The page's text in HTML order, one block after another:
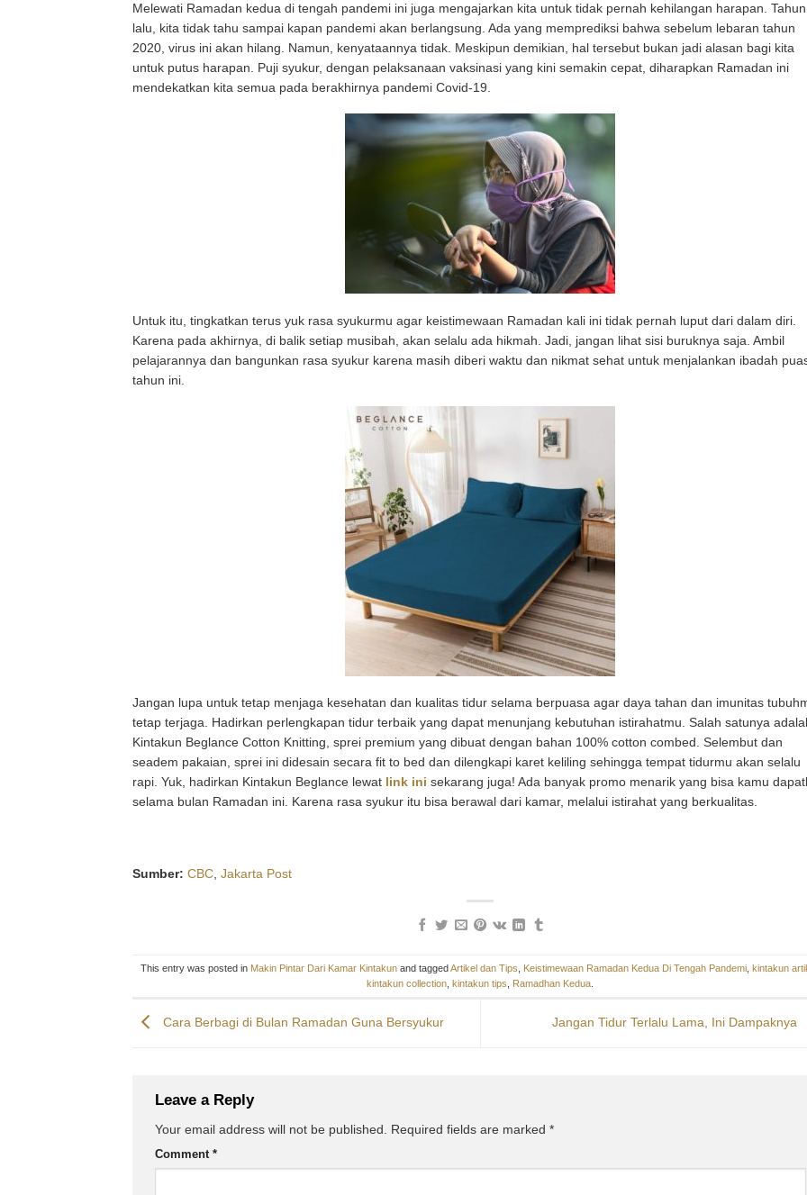
Melewati Ramadan kedua di tengah pandemi ini juga mengajarkan kita untuk tidak pernah kehilangan harapan. Tahun
lalu, kita tidak tahu sampai kapan pandemi akan berlangsung. Ada yang memprediksi bahwa sebelum lebaran tahun
2020, virus ini akan hilang. Namun, kenyataannya tidak. Meskipun demikian, hal tersebut bukan jadi alasan bagi kita
untuk putus harapan. Puji syukur, dengan pelaksanaan vaksinasi yang kini semakin cepat, diharapkan Ramadan ini
mendekatkan kita semua pada berakhirnya pandemi Covid-19.
Untuk itu, tingkatkan terus yuk rasa syukurmu agar keistimewaan Ramadan kali ini tidak pernah luput dari dalam diri.
Karena pada akhirnya, di balik setiap musibah, akan selalu ada hikmah. Jadi, jangan lihat sisi buruknya saja. Ambil
pelajarannya dan bangunkan rasa syukur karena masih diberi waktu dan nikmat sehat untuk menjalankan ibadah
tahun ini.
Jangan lupa untuk tetap menjaga kesehatan dan kualitas tidur selama berpuasa agar daya tahan dan imunitas
tetap terjaga. Hadirkan perlengkapan tidur terbaik yang dapat menunjang kebutuhan istirahatmu. Salah satunya
Kintakun Beglance Cotton Knitting, sprei premium yang dibuat dengan bahan 100% cotton combed. Selembut dan
seadem pakaian, sprei ini didesain secara fit to bed dan dilengkapi karet keliling sehingga tempat tidurmu akan selalu
rapi. Yuk, hadirkan Kintakun Beglance lewat link ini sekarang juga! Ada banyak promo menarik yang bisa kamu
selama bulan Ramadan ini. Karena rasa syukur itu bisa berawal dari kamar, melalui istirahat yang berkualitas.
Sumber: CBC Jakarta Post
This entry was posted in Makin Pintar Dari Kamar Kintakunand taggedArtikel dan Tips Keistimewaan Ramadan Kedua Di Tengah Pandemi, kintakun
kintakun collection ,kintakun tips Ramadhan Kedua
Cara Berbagi di Bulan Ramadan Guna Bersyukur Jangan Tidur Terlalu Lama, Ini Dampaknya
Leave a Reply
Your email address will not be published. Required fields are marked *
Comment *